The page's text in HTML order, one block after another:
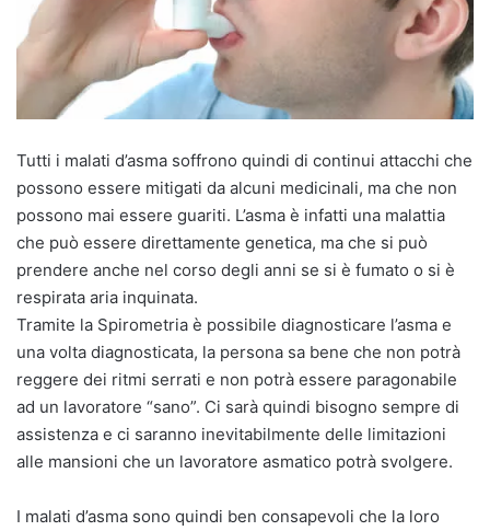
Tutti i malati d’asma soffrono quindi di continui attacchi che
possono essere mitigati da alcuni medicinali, ma che non
possono mai essere guariti. L’asma è infatti una malattia
che può essere direttamente genetica, ma che si può
prendere anche nel corso degli anni se si è fumato o si è
respirata aria inquinata.
Tramite la Spirometria è possibile diagnosticare l’asma e
una volta diagnosticata, la persona sa bene che non potrà
reggere dei ritmi serrati e non potrà essere paragonabile
ad un lavoratore “sano”. Ci sarà quindi bisogno sempre di
assistenza e ci saranno inevitabilmente delle limitazioni
alle mansioni che un lavoratore asmatico potrà svolgere.
I malati d’asma sono quindi ben consapevoli che la loro